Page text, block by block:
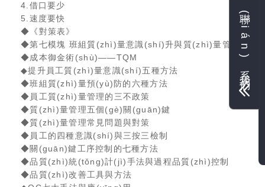
4.借口要少
5.速度要快
◆《對策表》
◆第七模塊 班組質(zhì)量意識(shí)升與質(zhì)量管理
◆成本御金術(shù)——TQM
◆提升員工質(zhì)量意識(shí)五種方法
◆班組質(zhì)量預(yù)防的六種方法
◆員工質(zhì)量管理的三不政策
◆質(zhì)量管理五個(gè)關(guān)鍵
◆質(zhì)量管理常見問題與對策
◆員工的四種意識(shí)與三按三檢制
◆關(guān)鍵工序控制的七種方法
◆品質(zhì)統(tǒng)計(jì)手法與過程品質(zhì)控制
◆品質(zhì)改善工具與方法
聯(lián)系我們